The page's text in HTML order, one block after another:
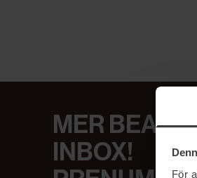
För
MER
INBOX!